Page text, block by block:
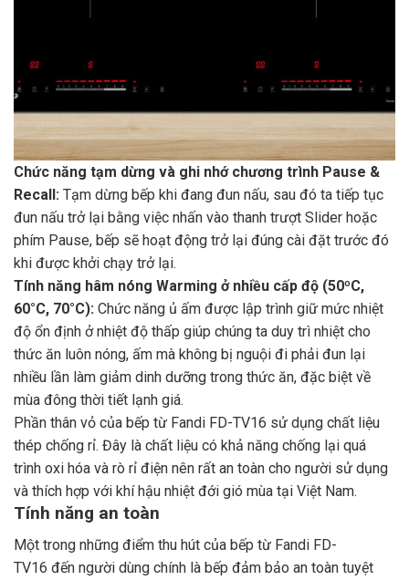
Chức năng tạm dừng và ghi nhớ chương trình Pause &
Recall: Tạm dừng bếp khi đang đun nấu, sau đó ta tiếp tục
đun nấu trở lại bằng việc nhấn vào thanh trượt Slider hoặc
phím Pause, bếp sẽ hoạt động trở lại đúng cài đặt trước đó
khi được khởi chạy trở lại.
Tính năng hâm nóng Warming ở nhiều cấp độ (50ºC,
60°C, 70°C): Chức năng ủ ấm được lập trình giữ mức nhiệt
độ ổn định ở nhiệt độ thấp giúp chúng ta duy trì nhiệt cho
thức ăn luôn nóng, ấm mà không bị nguội đi phải đun lại
nhiều lần làm giảm dinh dưỡng trong thức ăn, đặc biệt về
mùa đông thời tiết lạnh giá.
Phần thân vỏ của bếp từ Fandi FD-TV16 sử dụng chất liệu
thép chống rỉ. Đây là chất liệu có khả năng chống lại quá
trình oxi hóa và rò rỉ điện nên rất an toàn cho người sử dụng
và thích hợp với khí hậu nhiệt đới gió mùa tại Việt Nam.
Tính năng an toàn
Một trong những điểm thu hút của bếp từ Fandi FD-
TV16 đến người dùng chính là bếp đảm bảo an toàn tuyệt